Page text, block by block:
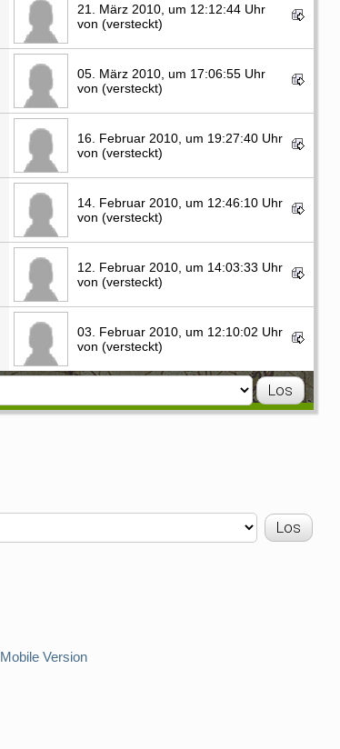
21. März 2010, um 12:12:44 Uhr
von (versteckt)
05. März 2010, um 17:06:55 Uhr
von (versteckt)
16. Februar 2010, um 19:27:40 Uhr
von (versteckt)
14. Februar 2010, um 12:46:10 Uhr
von (versteckt)
12. Februar 2010, um 14:03:33 Uhr
von (versteckt)
03. Februar 2010, um 12:10:02 Uhr
von (versteckt)
Mobile Version